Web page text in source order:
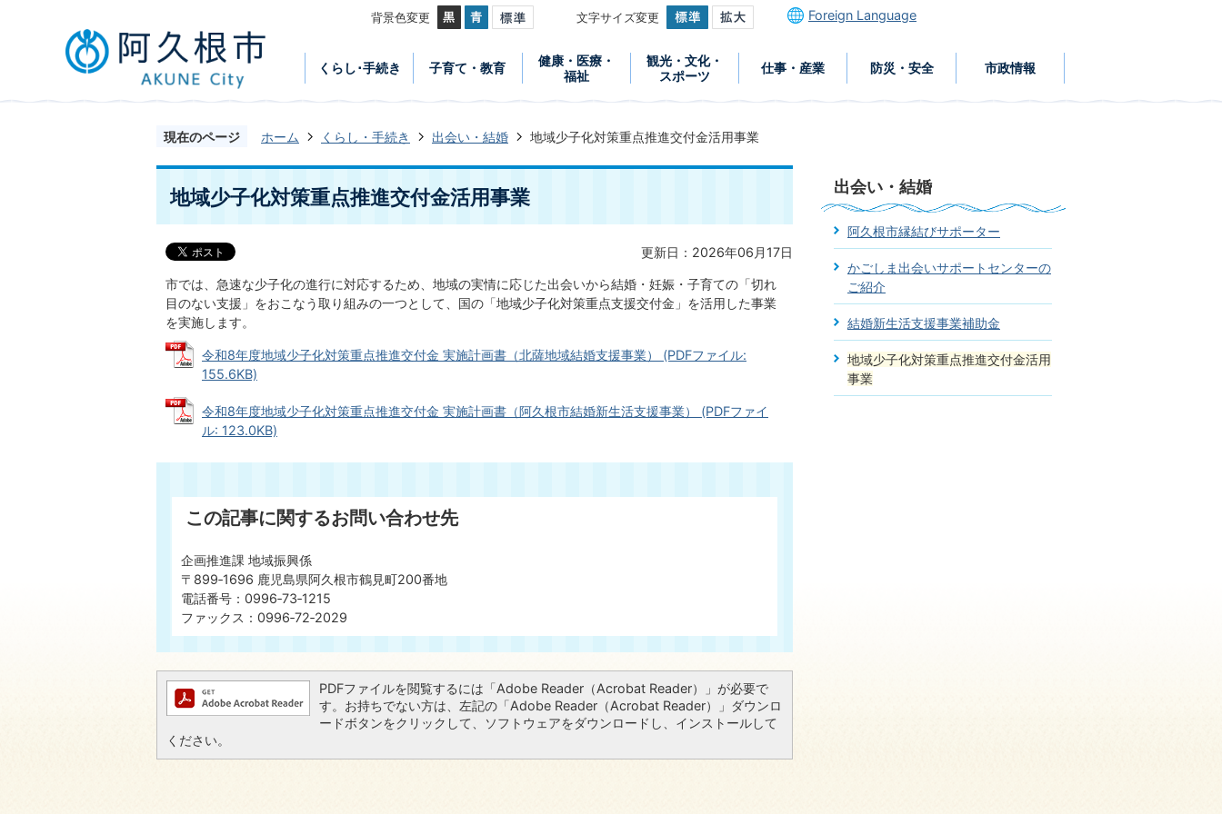
背景色変更 文字サイズ変更 Foreign Language
くらし･手続き 子育て・教育
健康・医療・
福祉
観光・文化・
スポーツ
仕事・産業 防災・安全 市政情報
現在のページ ホーム くらし・手続き 出会い・結婚 地域少子化対策重点推進交付金活用事業
地域少子化対策重点推進交付金活用事業
更新日：2026年06月17日
市では、急速な少子化の進行に対応するため、地域の実情に応じた出会いから結婚・妊娠・子育ての「切れ
目のない支援」をおこなう取り組みの一つとして、国の「地域少子化対策重点支援交付金」を活用した事業
を実施します。
令和8年度地域少子化対策重点推進交付金 実施計画書（北薩地域結婚支援事業） (PDFファイル:
155.6KB)
令和8年度地域少子化対策重点推進交付金 実施計画書（阿久根市結婚新生活支援事業） (PDFファイ
ル: 123.0KB)
この記事に関するお問い合わせ先
企画推進課 地域振興係
〒899‐1696 鹿児島県阿久根市鶴見町200番地
電話番号：0996‐73‐1215
ファックス：0996‐72‐2029
PDFファイルを閲覧するには「Adobe Reader（Acrobat Reader）」が必要で
す。お持ちでない方は、左記の「Adobe Reader（Acrobat Reader）」ダウンロ
ードボタンをクリックして、ソフトウェアをダウンロードし、インストールして
ください。
出会い・結婚
阿久根市縁結びサポーター
かごしま出会いサポートセンターの
ご紹介
結婚新生活支援事業補助金
地域少子化対策重点推進交付金活用
事業